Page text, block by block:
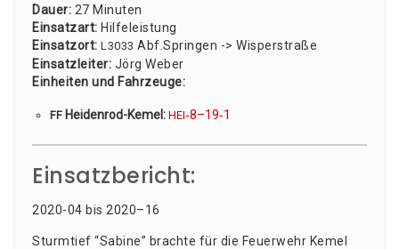
Dau­er: 27 Minu­ten
Ein­satz­art: Hil­fe­leis­tung
Ein­satz­ort: L3033 Abf.Springen -> Wis­per­stra­ße
Ein­satz­lei­ter: Jörg Weber
Ein­hei­ten und Fahr­zeu­ge:
FF Hei­den­rod-Kemel: HEI‑8–19‑1
Einsatzbericht:
2020-04 bis 2020–16
Sturm­tief “Sabi­ne” brach­te für die Feu­er­wehr Kemel